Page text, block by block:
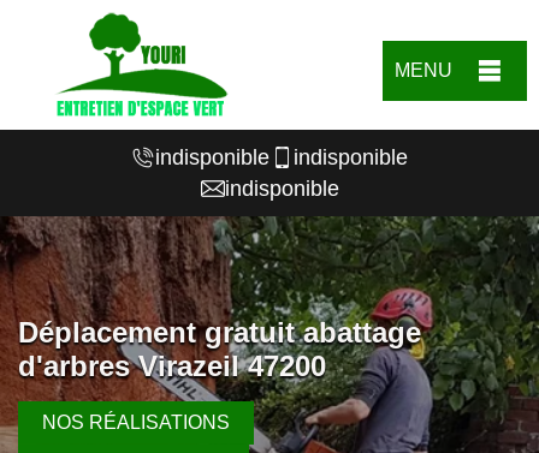
MENU
indisponible
indisponible
indisponible
Déplacement gratuit abattage
d'arbres Virazeil 47200
NOS RÉALISATIONS